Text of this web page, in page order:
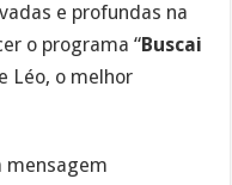
e profundas na
o programa “Buscai
Léo, o melhor
mensagem